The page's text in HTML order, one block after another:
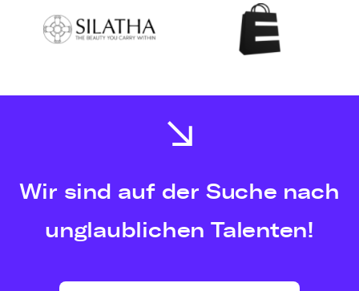
Wir sind auf der Suche nach
unglaublichen Talenten!